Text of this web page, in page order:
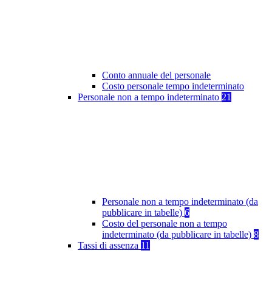
Conto annuale del personale
Costo personale tempo indeterminato
Personale non a tempo indeterminato 21
Personale non a tempo indeterminato (da
pubblicare in tabelle) 6
Costo del personale non a tempo
indeterminato (da pubblicare in tabelle) 8
Tassi di assenza 11